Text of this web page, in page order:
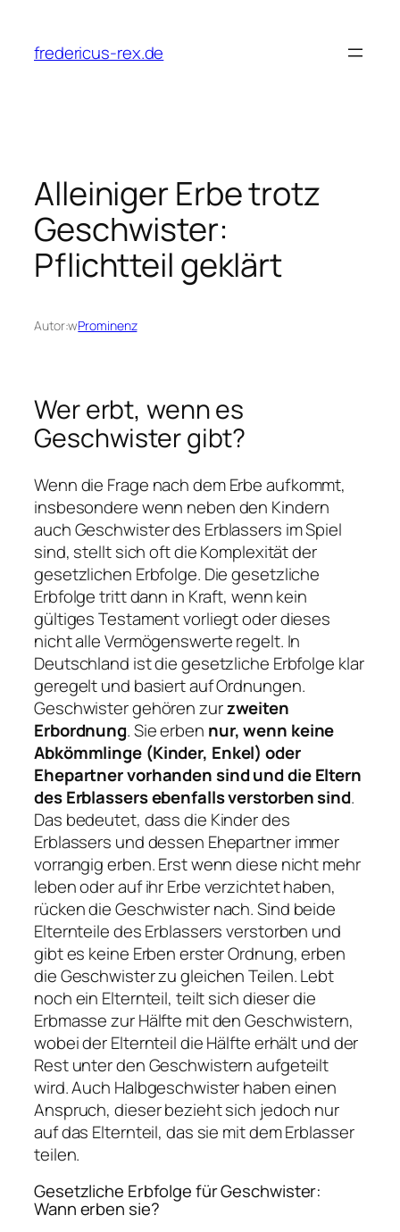
treścifredericus-rex.de
Alleiniger Erbe trotz
Geschwister:
Pflichtteil geklärt
Autor:wProminenz
Wer erbt, wenn es
Geschwister gibt?
Wenn die Frage nach dem Erbe aufkommt,
insbesondere wenn neben den Kindern
auch Geschwister des Erblassers im Spiel
sind, stellt sich oft die Komplexität der
gesetzlichen Erbfolge. Die gesetzliche
Erbfolge tritt dann in Kraft, wenn kein
gültiges Testament vorliegt oder dieses
nicht alle Vermögenswerte regelt. In
Deutschland ist die gesetzliche Erbfolge klar
geregelt und basiert auf Ordnungen.
Geschwister gehören zurzweiten
Erbordnung. Sie erben nur, wenn keine
Abkömmlinge (Kinder, Enkel) oder
Ehepartner vorhanden sind und die Eltern
des Erblassers ebenfalls verstorben sind.
Das bedeutet, dass die Kinder des
Erblassers und dessen Ehepartner immer
vorrangig erben. Erst wenn diese nicht mehr
leben oder auf ihr Erbe verzichtet haben,
rücken die Geschwister nach. Sind beide
Elternteile des Erblassers verstorben und
gibt es keine Erben erster Ordnung, erben
die Geschwister zu gleichen Teilen. Lebt
noch ein Elternteil, teilt sich dieser die
Erbmasse zur Hälfte mit den Geschwistern,
wobei der Elternteil die Hälfte erhält und der
Rest unter den Geschwistern aufgeteilt
wird. Auch Halbgeschwister haben einen
Anspruch, dieser bezieht sich jedoch nur
auf das Elternteil, das sie mit dem Erblasser
teilen.
Gesetzliche Erbfolge für Geschwister:
Wann erben sie?